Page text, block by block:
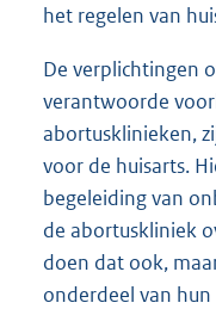
het regelen van
De verplichtingen
verantwoorde
abortusklinieken,
voor de huisarts.
begeleiding van
de abortuskliniek
doen dat ook,
onderdeel van